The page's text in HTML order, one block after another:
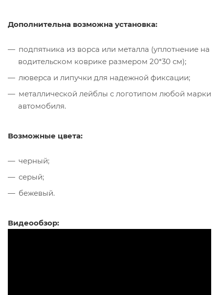
Дополнительна возможна установка:
подпятника из ворса или металла (уплотнение на
водительском коврике размером 20*30 см);
люверса и липучки для надежной фиксации;
металлической лейблы с логотипом любой марки
автомобиля.
Возможные цвета:
черный;
серый;
бежевый.
Видеообзор: